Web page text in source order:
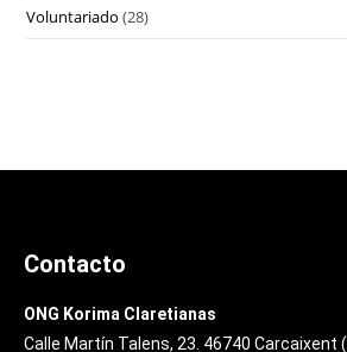
Voluntariado (28)
Contacto
ONG Korima Claretianas
Calle Martín Talens, 23. 46740 Carcaixent